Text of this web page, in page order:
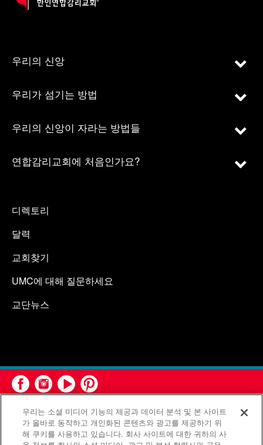
우리의 신앙
우리가 섬기는 방법
우리의 신앙이 자라는 방법들
연합감리교회에 처음인가요?
디렉토리
달력
교회찾기
UMC에 대해 질문하세요
교단뉴스
우리는 소셜 미디어 기능의 제공과 데이터 분석 및 본 사이트
가 올바로 동작하고 개인화된 콘텐츠와 광고를 제공하기 위
해 쿠키를 사용하고 있습니다. 회사 사이트에 대한 귀하의 사